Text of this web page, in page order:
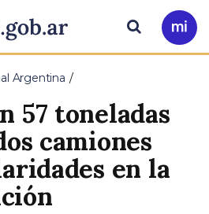
Ir
a
Buscar
Argentina
57 toneladas
camiones
en la